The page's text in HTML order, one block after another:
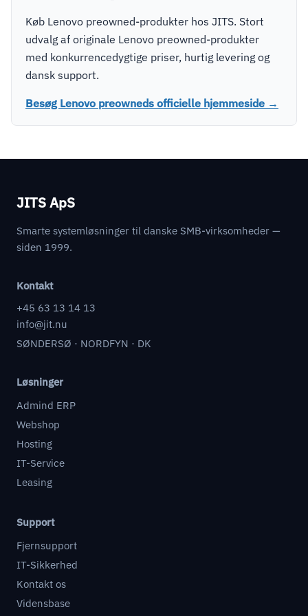
Køb Lenovo preowned-produkter hos JITS. Stort
udvalg af originale Lenovo preowned-produkter
med konkurrencedygtige priser, hurtig levering og
dansk support.
Besøg Lenovo preowneds officielle hjemmeside →
JITS ApS
Smarte systemløsninger til danske SMB-virksomheder —
siden 1999.
Kontakt
+45 63 13 14 13
info@jit.nu
SØNDERSØ · NORDFYN · DK
Løsninger
Admind ERP
Webshop
Hosting
IT-Service
Leasing
Support
Fjernsupport
IT-Sikkerhed
Kontakt os
Vidensbase